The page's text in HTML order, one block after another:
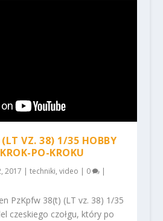
VZ. 38) 1/35 HOBBY
PO-KROKU
2017 | techniki, video | 0 |
PzKpfw 38(t) (LT vz. 38) 1/35
czeskiego czołgu, który po